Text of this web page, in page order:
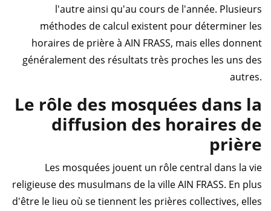
l'autre ainsi qu'au cours de l'année. Plusieurs
méthodes de calcul existent pour déterminer les
horaires de prière à AIN FRASS, mais elles donnent
généralement des résultats très proches les uns des
autres.
Le rôle des mosquées dans la
diffusion des horaires de
prière
Les mosquées jouent un rôle central dans la vie
religieuse des musulmans de la ville AIN FRASS. En plus
d'être le lieu où se tiennent les prières collectives, elles